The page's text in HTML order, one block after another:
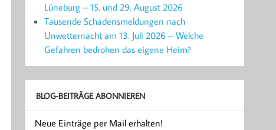
Lüneburg – 15. und 29. August 2026
Tausende Schadensmeldungen nach
Unwetternacht am 13. Juli 2026 – Welche
Gefahren bedrohen das eigene Heim?
BLOG-BEITRÄGE ABONNIEREN
Neue Einträge per Mail erhalten!